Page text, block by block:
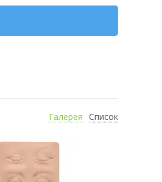
Галерея Список